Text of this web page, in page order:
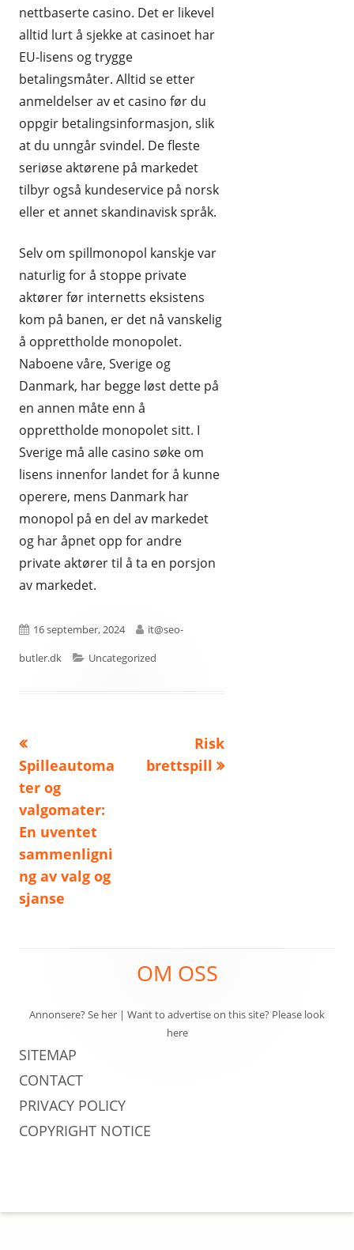
nettbaserte casino. Det er likevel
alltid lurt å sjekke at casinoet har
EU-lisens og trygge
betalingsmåter. Alltid se etter
anmeldelser av et casino før du
oppgir betalingsinformasjon, slik
at du unngår svindel. De fleste
seriøse aktørene på markedet
tilbyr også kundeservice på norsk
eller et annet skandinavisk språk.
Selv om spillmonopol kanskje var
naturlig for å stoppe private
aktører før internetts eksistens
kom på banen, er det nå vanskelig
å opprettholde monopolet.
Naboene våre, Sverige og
Danmark, har begge løst dette på
en annen måte enn å
opprettholde monopolet sitt. I
Sverige må alle casino søke om
lisens innenfor landet for å kunne
operere, mens Danmark har
monopol på en del av markedet
og har åpnet opp for andre
private aktører til å ta en porsjon
av markedet.
Publisert
16 september, 2024 Forfatter
it@seo-
butler.dk
Kategorier
Uncategorized
Innleggsnavigasjon
artikkel:
Spilleautoma
ter og
valgomater:
En uventet
sammenligni
ng av valg og
sjanse
Neste
artikkel:
Risk
brettspill
OM OSS
Annonsere? Se her | Want to advertise on this site? Please look
here
SITEMAP
CONTACT
PRIVACY POLICY
COPYRIGHT NOTICE